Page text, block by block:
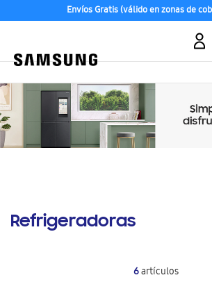
Envíos Gratis (válido en zonas de
Refrigeradoras
6artículos